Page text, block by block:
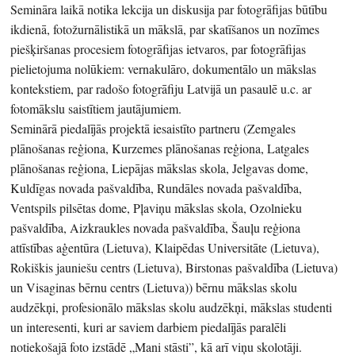
Semināra laikā notika lekcija un diskusija par fotogrāfijas būtību
ikdienā, fotožurnālistikā un mākslā, par skatīšanos un nozīmes
piešķiršanas procesiem fotogrāfijas ietvaros, par fotogrāfijas
pielietojuma nolūkiem: vernakulāro, dokumentālo un mākslas
kontekstiem, par radošo fotogrāfiju Latvijā un pasaulē u.c. ar
fotomākslu saistītiem jautājumiem.
Seminārā piedalījās projektā iesaistīto partneru (Zemgales
plānošanas reģiona, Kurzemes plānošanas reģiona, Latgales
plānošanas reģiona, Liepājas mākslas skola, Jelgavas dome,
Kuldīgas novada pašvaldība, Rundāles novada pašvaldība,
Ventspils pilsētas dome, Pļaviņu mākslas skola, Ozolnieku
pašvaldība, Aizkraukles novada pašvaldība, Šauļu reģiona
attīstības aģentūra (Lietuva), Klaipēdas Universitāte (Lietuva),
Rokiškis jauniešu centrs (Lietuva), Birstonas pašvaldība (Lietuva)
un Visaginas bērnu centrs (Lietuva)) bērnu mākslas skolu
audzēkņi, profesionālo mākslas skolu audzēkņi, mākslas studenti
un interesenti, kuri ar saviem darbiem piedalījās paralēli
notiekošajā foto izstādē „Mani stāsti”, kā arī viņu skolotāji.